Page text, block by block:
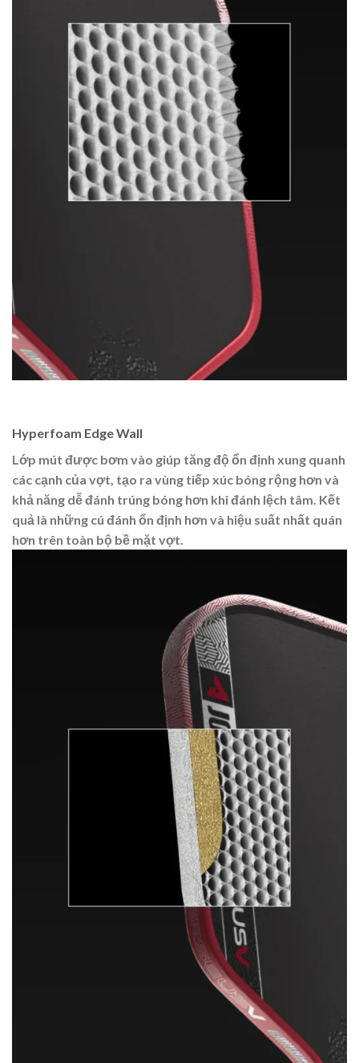
Hyperfoam Edge Wall
Lớp mút được bơm vào giúp tăng độ ổn định xung quanh
các cạnh của vợt, tạo ra vùng tiếp xúc bóng rộng hơn và
khả năng dễ đánh trúng bóng hơn khi đánh lệch tâm. Kết
quả là những cú đánh ổn định hơn và hiệu suất nhất quán
hơn trên toàn bộ bề mặt vợt.